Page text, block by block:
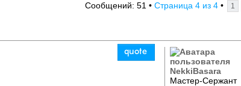
Сообщений: 51 • Страница 4 из 4 • 1
NekkiBasara
Мастер-Сержант